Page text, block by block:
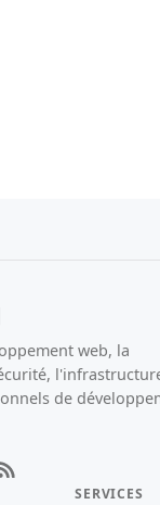
web, la
de
SERVICES